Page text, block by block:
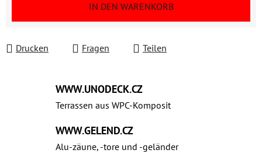
IN DEN WARENKORB
Drucken Fragen Teilen
WWW.UNODECK.CZ
Terrassen aus WPC‑Komposit
WWW.GELEND.CZ
Alu-zäune, -tore und -geländer